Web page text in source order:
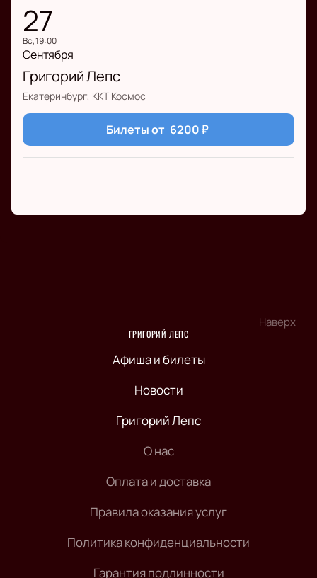
27
вс, 19:00
Сентября
Григорий Лепс
Екатеринбург, ККТ Космос
Билеты от 6200₽
Наверх
ГРИГОРИЙ ЛЕПС
Афиша и билеты
Новости
Григорий Лепс
О нас
Оплата и доставка
Правила оказания услуг
Политика конфиденциальности
Гарантия подлинности